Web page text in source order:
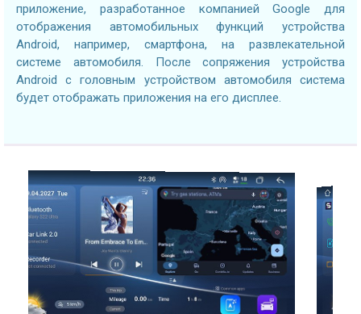
приложение, разработанное компанией Google для
отображения автомобильных функций устройства
Android, например, смартфона, на развлекательной
системе автомобиля. После сопряжения устройства
Android с головным устройством автомобиля система
будет отображать приложения на его дисплее.
2.7GHZ CPU